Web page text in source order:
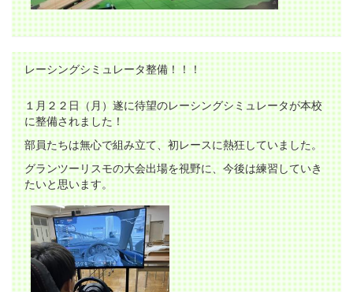
レーシングシミュレータ整備！！！
１月２２日（月）遂に待望のレーシングシミュレータが本校
に整備されました！
部員たちは無心で組み立て、初レースに熱狂していました。
グランツーリスモの大会出場を視野に、今後は練習していき
たいと思います。